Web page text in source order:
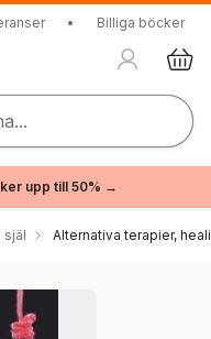
• Billiga böcker
upp till 50% →
själ Alternativa terapier,